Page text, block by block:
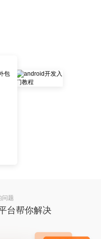
问题
台帮你解决